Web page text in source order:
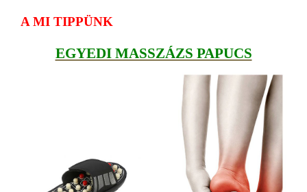
A MI TIPPÜNK
EGYEDI MASSZÁZS PAPUCS